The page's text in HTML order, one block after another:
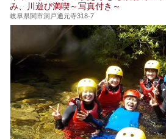
み、川遊び満喫～写真付き～
岐阜県関市洞戸通元寺318-7